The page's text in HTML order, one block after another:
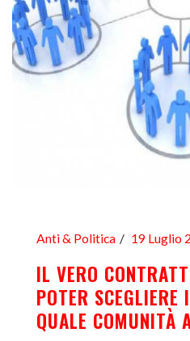
Anti & Politica 19 Luglio
IL VERO
POTER
QUALE COMUNITÀ